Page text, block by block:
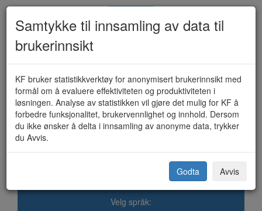
Kulturmidler (KF-109A)
Herøy kommune
Velg språk:
Samtykke til innsamling av data til
brukerinnsikt
KF bruker statistikkverktøy for anonymisert brukerinnsikt med
formål om å evaluere effektiviteten og produktiviteten i
løsningen. Analyse av statistikken vil gjøre det mulig for KF å
forbedre funksjonalitet, brukervennlighet og innhold. Dersom
du ikke ønsker å delta i innsamling av anonyme data, trykker
du Avvis.
Godta Avvis